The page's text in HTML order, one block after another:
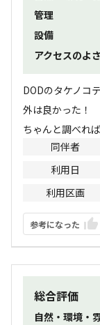
管理
設備
アクセスのよさ
DODのタケノコ
外は良かった！
ちゃんと調べれ
同伴者
利用日
利用区画
参考になった
総合評価
自然・環境・